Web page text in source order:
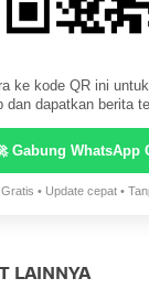
ke kode QR ini
dan dapatkan berita
Gabung WhatsApp
Gratis • Update cepat •
LAINNYA